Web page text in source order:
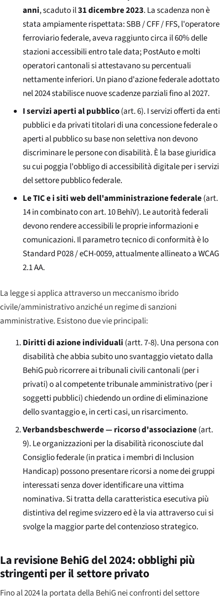
anni, scaduto il31 dicembre 2023. La scadenza non è
stata ampiamente rispettata: SBB / CFF / FFS, l'operatore
ferroviario federale, aveva raggiunto circa il 60% delle
stazioni accessibili entro tale data; PostAuto e molti
operatori cantonali si attestavano su percentuali
nettamente inferiori. Un piano d'azione federale adottato
nel 2024 stabilisce nuove scadenze parziali fino al 2027.
I servizi aperti al pubblico(art. 6). I servizi offerti da enti
pubblici e da privati titolari di una concessione federale o
aperti al pubblico su base non selettiva non devono
discriminare le persone con disabilità. È la base giuridica
su cui poggia l'obbligo di accessibilità digitale per i servizi
del settore pubblico federale.
Le TIC e i siti web dell'amministrazione federale(art.
14 in combinato con art. 10 BehiV). Le autorità federali
devono rendere accessibili le proprie informazioni e
comunicazioni. Il parametro tecnico di conformità è lo
Standard P028 / eCH-0059, attualmente allineato a WCAG
2.1 AA.
La legge si applica attraverso un meccanismo ibrido
civile/amministrativo anziché un regime di sanzioni
amministrative. Esistono due vie principali:
Diritti di azione individuali (artt. 7-8). Una persona con
disabilità che abbia subito uno svantaggio vietato dalla
BehiG può ricorrere ai tribunali civili cantonali (per i
privati) o al competente tribunale amministrativo (per i
soggetti pubblici) chiedendo un ordine di eliminazione
dello svantaggio e, in certi casi, un risarcimento.
Verbandsbeschwerde — ricorso d'associazione(art.
9). Le organizzazioni per la disabilità riconosciute dal
Consiglio federale (in pratica i membri di Inclusion
Handicap) possono presentare ricorsi a nome dei gruppi
interessati senza dover identificare una vittima
nominativa. Si tratta della caratteristica esecutiva più
distintiva del regime svizzero ed è la via attraverso cui si
svolge la maggior parte del contenzioso strategico.
La revisione BehiG del 2024: obblighi più
stringenti per il settore privato
Fino al 2024 la portata della BehiG nei confronti del settore